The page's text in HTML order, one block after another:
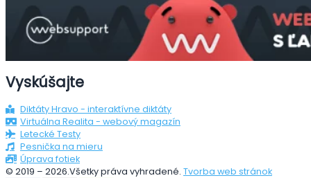
Vyskúšajte
Diktáty Hravo - interaktívne diktáty
Virtuálna Realita - webový magazín
Letecké Testy
Pesnička na mieru
Úprava fotiek
© 2019 – 2026.Všetky práva vyhradené. Tvorba web stránok